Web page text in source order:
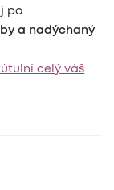
po
a nadýchaný
celý váš